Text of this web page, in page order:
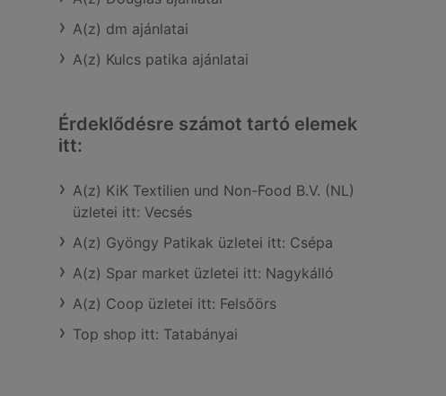
A(z) dm ajánlatai
A(z) Kulcs patika ajánlatai
Érdeklődésre számot tartó elemek
itt:
A(z) KiK Textilien und Non-Food B.V. (NL)
üzletei itt: Vecsés
A(z) Gyöngy Patikak üzletei itt: Csépa
A(z) Spar market üzletei itt: Nagykálló
A(z) Coop üzletei itt: Felsőörs
Top shop itt: Tatabányai